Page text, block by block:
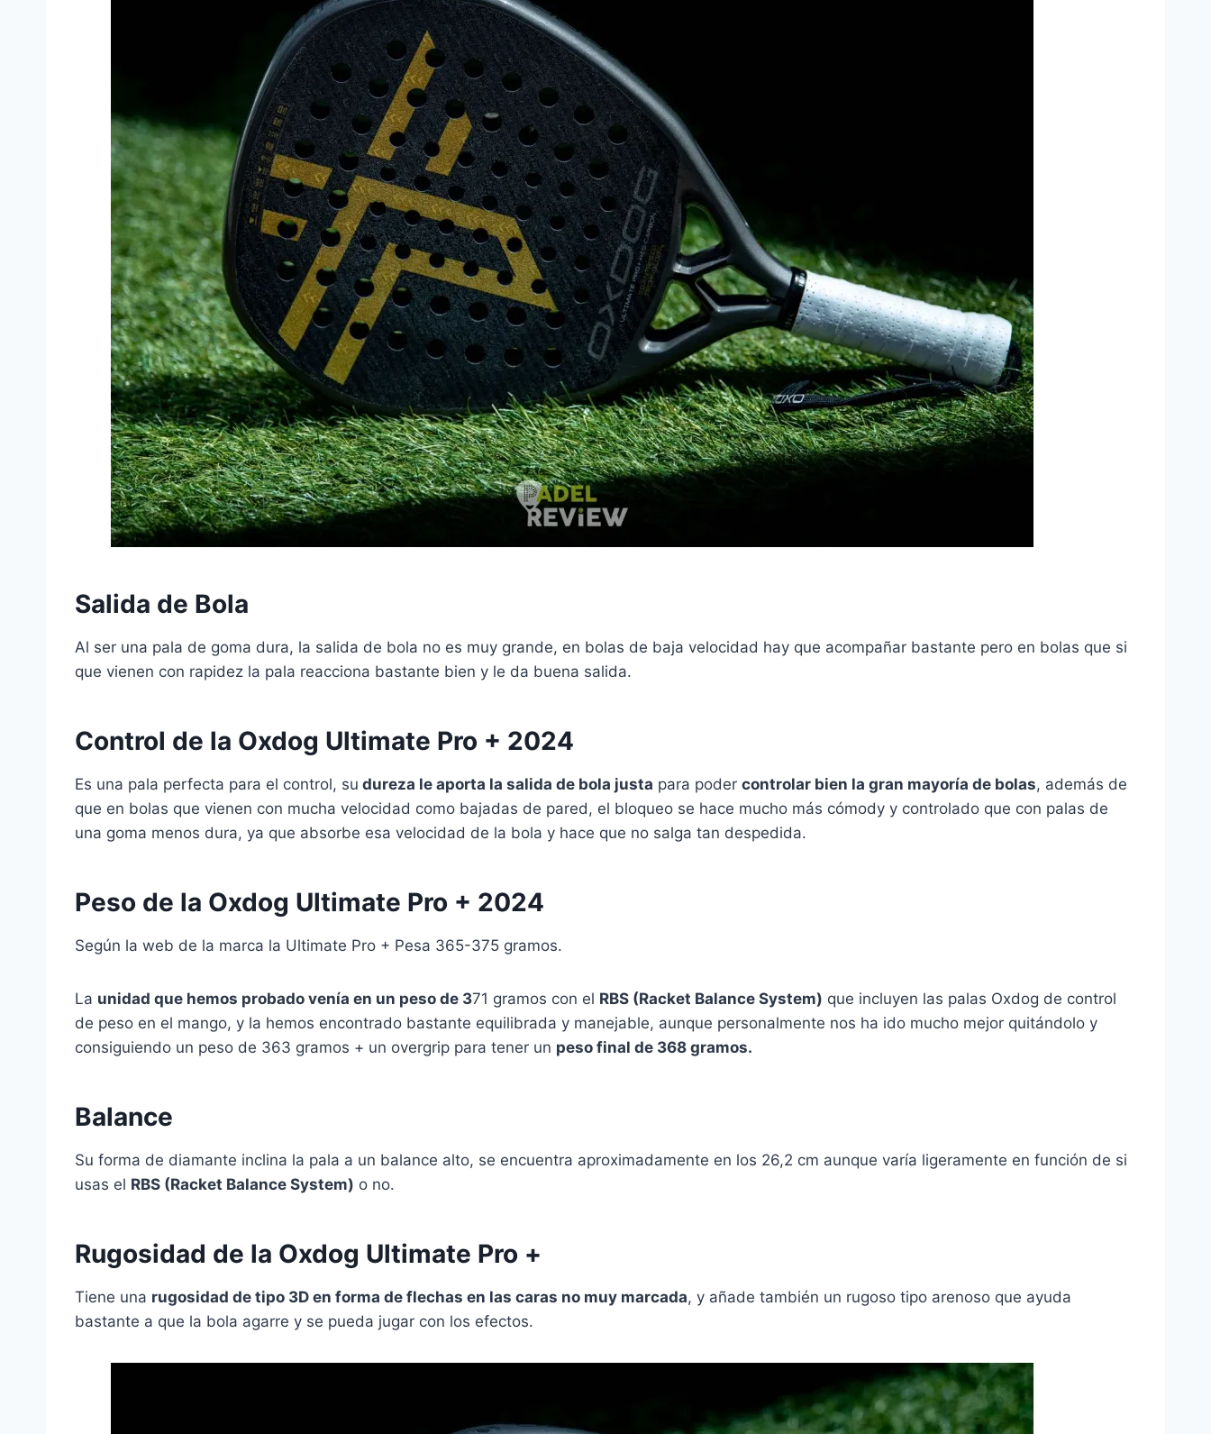
Salida de Bola
Al ser una pala de goma dura, la salida de bola no es muy grande, en bolas de baja velocidad hay que acompañar bastante pero en bolas que si
que vienen con rapidez la pala reacciona bastante bien y le da buena salida.
Control de la Oxdog Ultimate Pro + 2024
Es una pala perfecta para el control, su dureza le aporta la salida de bola justa para poder controlar bien la gran mayoría de bolas, además de
que en bolas que vienen con mucha velocidad como bajadas de pared, el bloqueo se hace mucho más cómody y controlado que con palas de
una goma menos dura, ya que absorbe esa velocidad de la bola y hace que no salga tan despedida.
Peso de la Oxdog Ultimate Pro + 2024
Según la web de la marca la Ultimate Pro + Pesa 365-375 gramos.
La unidad que hemos probado venía en un peso de 371 gramos con el RBS (Racket Balance System) que incluyen las palas Oxdog de control
de peso en el mango, y la hemos encontrado bastante equilibrada y manejable, aunque personalmente nos ha ido mucho mejor quitándolo y
consiguiendo un peso de 363 gramos + un overgrip para tener un peso final de 368 gramos.
Balance
Su forma de diamante inclina la pala a un balance alto, se encuentra aproximadamente en los 26,2 cm aunque varía ligeramente en función de si
usas el RBS (Racket Balance System) o no.
Rugosidad de la Oxdog Ultimate Pro +
Tiene una rugosidad de tipo 3D en forma de flechas en las caras no muy marcada, y añade también un rugoso tipo arenoso que ayuda
bastante a que la bola agarre y se pueda jugar con los efectos.